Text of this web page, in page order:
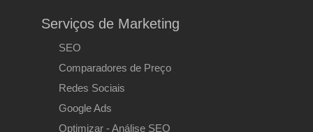
Serviços de Marketing
SEO
Comparadores de Preço
Redes Sociais
Google Ads
Optimizar - Análise SEO